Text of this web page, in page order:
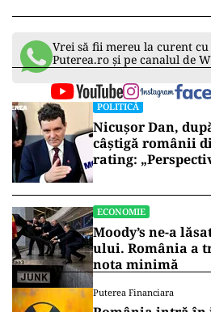
Vrei să fii mereu la curent
Puterea.ro și pe canalul de
POLITICĂ
Nicușor Dan,
câștigă românii
rating:
ECONOMIE
Moody’s ne-a
ului. România a
nota minimă
Puterea Financiara